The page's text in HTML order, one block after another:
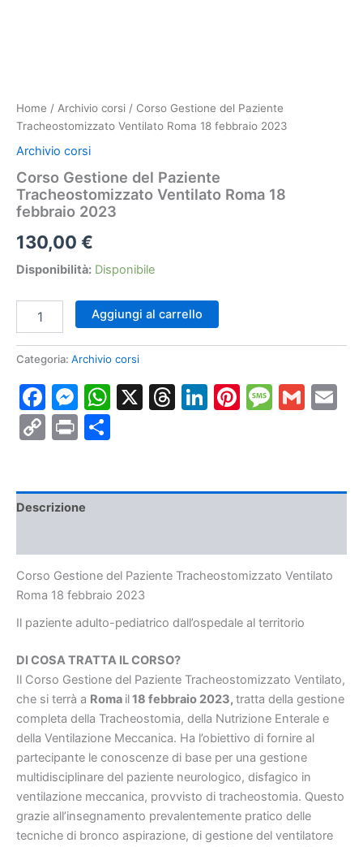
Home / Archivio corsi / Corso Gestione del Paziente
Tracheostomizzato Ventilato Roma 18 febbraio 2023
Archivio corsi
Corso Gestione del Paziente
Tracheostomizzato Ventilato Roma 18
febbraio 2023
130,00 €
Disponibilità: Disponibile
Gestione
Paziente
Ventilato
Roma
18
febbraio
Aggiungi al carrello
Categoria: Archivio corsi
Facebook
Messenger
WhatsApp
X Threads
LinkedIn
Pinterest
Copy
Print
Descrizione
Corso Gestione del Paziente Tracheostomizzato Ventilato
Roma 18 febbraio 2023
Il paziente adulto-pediatrico dall’ospedale al territorio
DI COSA TRATTA IL CORSO?
Il Corso Gestione del Paziente Tracheostomizzato Ventilato,
che si terrà a Roma il18 febbraio 2023, tratta della gestione
completa della Tracheostomia, della Nutrizione Enterale e
della Ventilazione Meccanica. Ha l’obiettivo di fornire al
partecipante le conoscenze di base per una gestione
multidisciplinare del paziente neurologico, disfagico in
ventilazione meccanica, provvisto di tracheostomia. Questo
grazie all’insegnamento prevalentemente pratico delle
tecniche di bronco aspirazione, di gestione del ventilatore